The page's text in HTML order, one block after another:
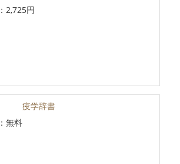
：2,725円
疫学辞書
：無料